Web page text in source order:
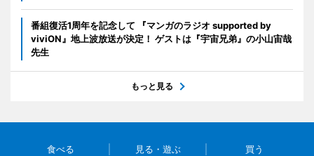
番組復活1周年を記念して 『マンガのラジオ supported by
viviON』地上波放送が決定！ ゲストは『宇宙兄弟』の小山宙哉
先生
もっと見る
食べる 見る・遊ぶ 買う